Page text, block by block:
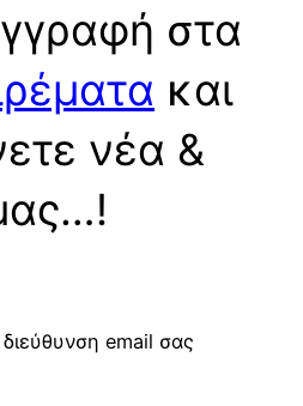
στα
και
νέα &
email σας